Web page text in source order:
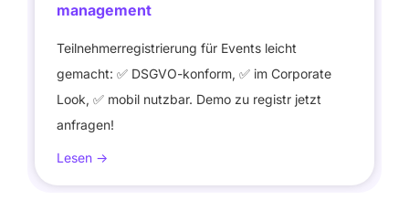
management
Teilnehmerregistrierung für Events leicht
gemacht: ✅ DSGVO-konform, ✅ im Corporate
Look, ✅ mobil nutzbar. Demo zu registr jetzt
anfragen!
Lesen ->